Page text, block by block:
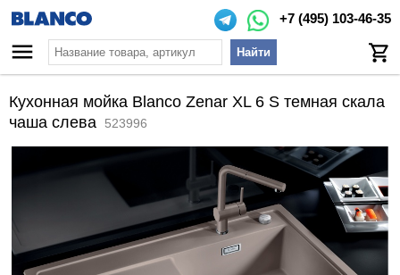
+7 (495) 103-46-35
Найти
Кухонная мойка Blanco Zenar XL 6 S темная скала
чаша слева
523996